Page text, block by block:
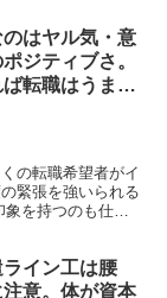
はヤル気・意
ジティブさ。
転職はうまく
の転職希望者がイ
緊張を強いられる
象を持つのも仕方
イン工は腰
意。体が資本